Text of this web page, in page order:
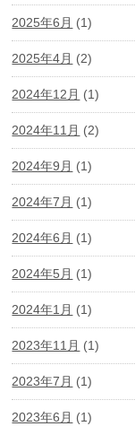
2025年6月 (1)
2025年4月 (2)
2024年12月 (1)
2024年11月 (2)
2024年9月 (1)
2024年7月 (1)
2024年6月 (1)
2024年5月 (1)
2024年1月 (1)
2023年11月 (1)
2023年7月 (1)
2023年6月 (1)